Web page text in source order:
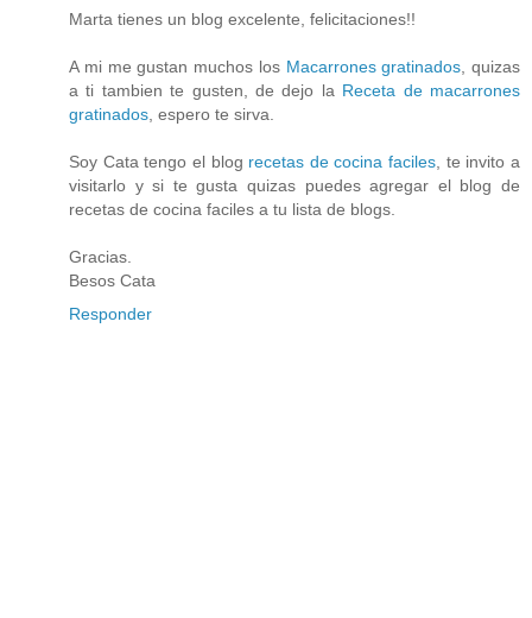
Marta tienes un blog excelente, felicitaciones!!
A mi me gustan muchos los Macarrones gratinados , quizas
a ti tambien te gusten, de dejo la Receta de macarrones
gratinados , espero te sirva.
Soy Cata tengo el blog recetas de cocina faciles , te invito a
visitarlo y si te gusta quizas puedes agregar el blog de
recetas de cocina faciles a tu lista de blogs.
Gracias.
Besos Cata
Responder